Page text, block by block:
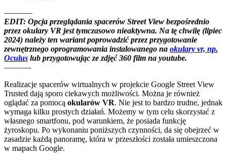
———–
EDIT: Opcja przeglądania spacerów Street View bezpośrednio
przez okulary VR jest tymczasowo nieaktywna. Na tę chwilę (lipiec
2024) należy ten wariant poprowadzić przez przygotowanie
zewnętrznego oprogramowania instalowanego na okulary vr, np.
Oculus lub przygotowując ze zdjęć 360 film na youtube.
———-
Realizacje spacerów wirtualnych w projekcie Google Street View
Trusted dają sporo ciekawych możliwości. Można je również
oglądać za pomocą okularów VR. Nie jest to bardzo trudne, jednak
wymaga kilku prostych działań. Możemy w tym celu skorzystać z
własnego smartfonu, pod warunkiem, że posiada funkcję
żyroskopu. Po wykonaniu poniższych czynności, da się obejrzeć w
zasadzie każdą panoramę, która w przeszłości została umieszczona
w mapach Google.